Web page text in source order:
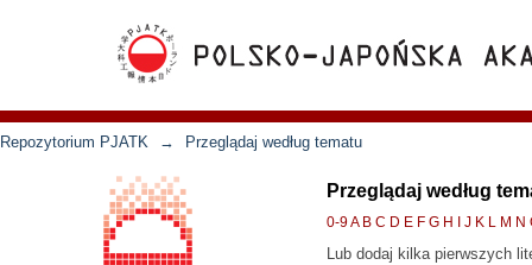
Repozytorium PJATK → Przeglądaj według tematu
Przeglądaj według
0-9A B C D E F G H J K L M N
Lub dodaj kilka pierwszych